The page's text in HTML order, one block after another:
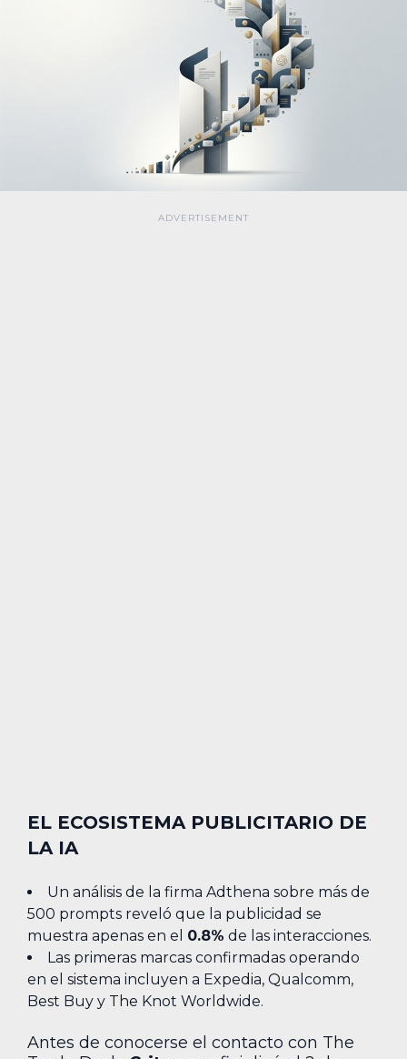
EL ECOSISTEMA PUBLICITARIO DE
LA IA
Un análisis de la firma Adthena sobre más de
500 prompts reveló que la publicidad se
muestra apenas en el 0.8% de las interacciones.
Las primeras marcas confirmadas operando
en el sistema incluyen a Expedia, Qualcomm,
Best Buy y The Knot Worldwide.
Antes de conocerse el contacto con The